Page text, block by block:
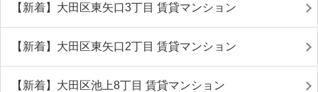
【新着】大田区東矢口3丁目 賃貸マンション
【新着】大田区東矢口2丁目 賃貸マンション
【新着】大田区池上8丁目 賃貸マンション